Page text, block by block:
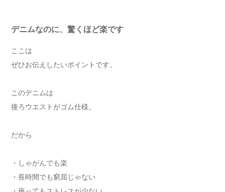
デニムなのに、驚くほど楽です
ここは
ぜひお伝えしたいポイントです。
このデニムは
後ろウエストがゴム仕様。
だから
・しゃがんでも楽
・長時間でも窮屈じゃない